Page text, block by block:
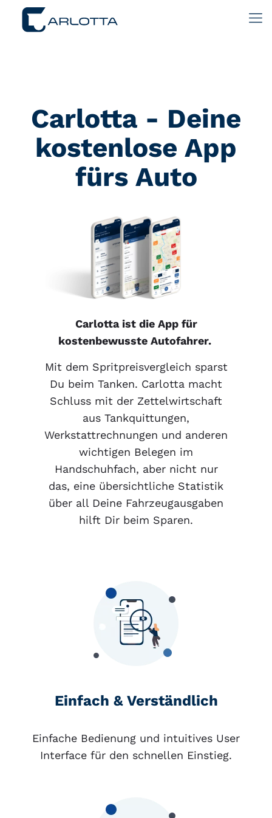
Carlotta - Deine
kostenlose App
fürs Auto
Carlotta ist die App für
kostenbewusste Autofahrer.
Mit dem Spritpreisvergleich sparst
Du beim Tanken. Carlotta macht
Schluss mit der Zettelwirtschaft
aus Tankquittungen,
Werkstattrechnungen und anderen
wichtigen Belegen im
Handschuhfach, aber nicht nur
das, eine übersichtliche Statistik
über all Deine Fahrzeugausgaben
hilft Dir beim Sparen.
Einfach & Verständlich
Einfache Bedienung und intuitives User
Interface für den schnellen Einstieg.